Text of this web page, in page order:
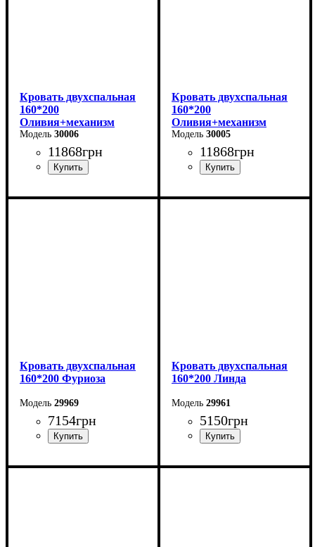
Кровать двухспальная
160*200
Оливия+механизм
(светло-серая)
30006
11868грн
Ширина: 170 см
Кровать двухспальная
160*200
Оливия+механизм
(бежевая)
30005
11868грн
Ширина: 170 см
Кровать двухспальная
160*200 Фуриоза
29969
7154грн
Ширина: 164,2 см
Кровать двухспальная
160*200 Линда
29961
5150грн
Ширина: 164,6 см